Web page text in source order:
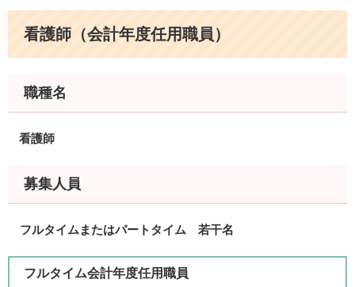
看護師（会計年度任用職員）
職種名
看護師
募集人員
フルタイムまたはパートタイム 若干名
​フルタイム会計年度任用職員